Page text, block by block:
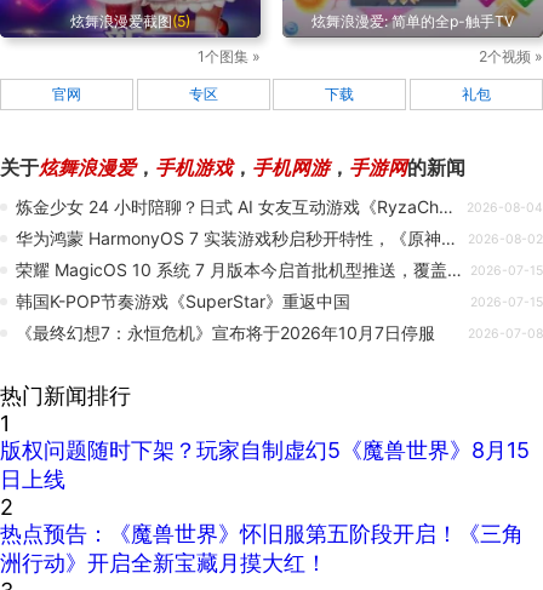
炫舞浪漫爱截图(5)
1个图集 »
炫舞浪漫爱: 简单的全p-触手TV
2个视频 »
官网 专区 下载 礼包
关于炫舞浪漫爱， 手机游戏， 手机网游， 手游网的新闻
炼金少女 24 小时陪聊？日式 AI 女友互动游戏《RyzaChat》开启预约 2026-08-04
华为鸿蒙 HarmonyOS 7 实装游戏秒启秒开特性，《原神》《洛克王国》等可极速启动 2026-08-02
荣耀 MagicOS 10 系统 7 月版本今启首批机型推送，覆盖 Magic8、数字 600 等系列手机 2026-07-15
韩国K-POP节奏游戏《SuperStar》重返中国 2026-07-15
《最终幻想7：永恒危机》宣布将于2026年10月7日停服 2026-07-08
热门新闻排行
1
版权问题随时下架？玩家自制虚幻5《魔兽世界》8月15
日上线
2
热点预告：《魔兽世界》怀旧服第五阶段开启！《三角
洲行动》开启全新宝藏月摸大红！